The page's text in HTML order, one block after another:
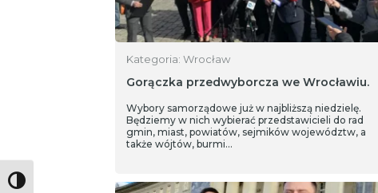
Toggle High Contrast
Kategoria: Wrocław
Gorączka przedwyborcza we Wrocławiu.
Wybory samorządowe już w najbliższą niedzielę.
Będziemy w nich wybierać przedstawicieli do rad
gmin, miast, powiatów, sejmików województw, a
także wójtów, burmi…